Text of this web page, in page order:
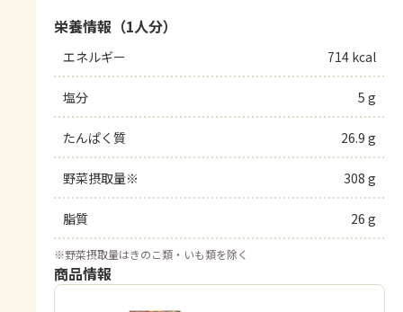
栄養情報（1人分）
エネルギー 714 kcal
塩分 5 g
たんぱく質 26.9 g
野菜摂取量※ 308 g
脂質 26 g
※野菜摂取量はきのこ類・いも類を除く
商品情報